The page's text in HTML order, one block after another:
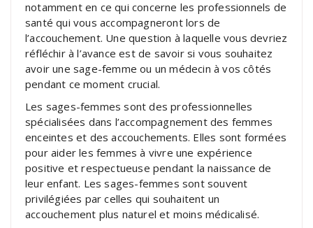
notamment en ce qui concerne les professionnels de
santé qui vous accompagneront lors de
l’accouchement. Une question à laquelle vous devriez
réfléchir à l’avance est de savoir si vous souhaitez
avoir une sage-femme ou un médecin à vos côtés
pendant ce moment crucial.
Les sages-femmes sont des professionnelles
spécialisées dans l’accompagnement des femmes
enceintes et des accouchements. Elles sont formées
pour aider les femmes à vivre une expérience
positive et respectueuse pendant la naissance de
leur enfant. Les sages-femmes sont souvent
privilégiées par celles qui souhaitent un
accouchement plus naturel et moins médicalisé.